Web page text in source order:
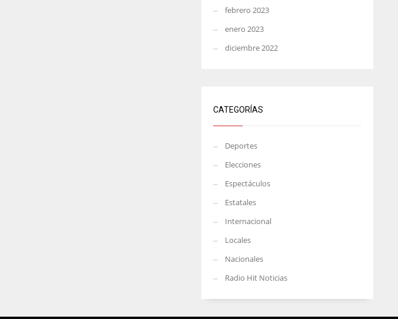
febrero 2023
enero 2023
diciembre 2022
CATEGORÍAS
Deportes
Elecciones
Espectáculos
Estatales
Internacional
Locales
Nacionales
Radio Hit Noticias